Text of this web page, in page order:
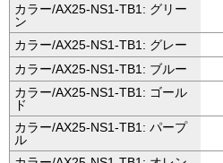
カラー/AX25-NS1-TB1: グリー
ン
カラー/AX25-NS1-TB1: グレー
カラー/AX25-NS1-TB1: ブルー
カラー/AX25-NS1-TB1: ゴール
ド
カラー/AX25-NS1-TB1: パープ
ル